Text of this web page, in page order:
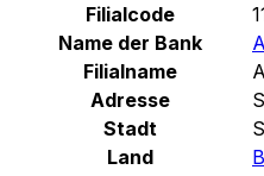
Filialcode
Name der Bank
Filialname
Adresse
Stadt
Land